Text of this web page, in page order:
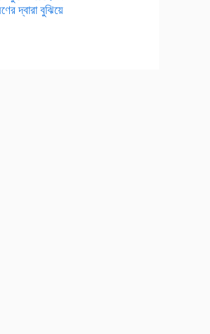
দ্বারা বুঝিয়ে